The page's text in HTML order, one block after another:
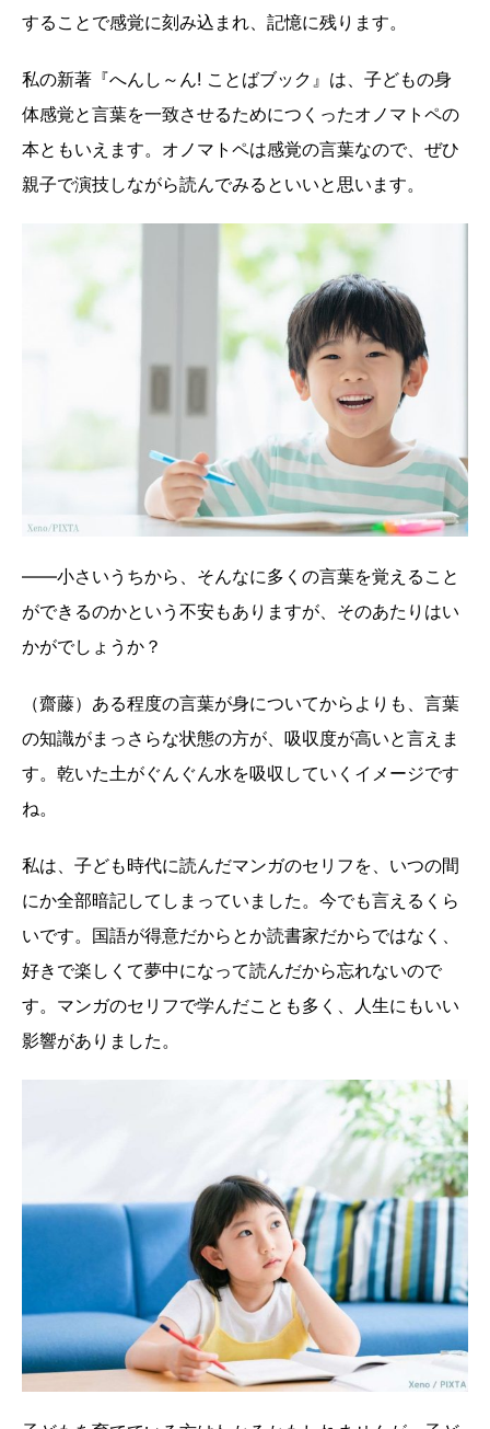
することで感覚に刻み込まれ、記憶に残ります。
私の新著『へんし～ん! ことばブック』は、子どもの身
体感覚と言葉を一致させるためにつくったオノマトペの
本ともいえます。オノマトペは感覚の言葉なので、ぜひ
親子で演技しながら読んでみるといいと思います。
――小さいうちから、そんなに多くの言葉を覚えること
ができるのかという不安もありますが、そのあたりはい
かがでしょうか？
（齋藤）ある程度の言葉が身についてからよりも、言葉
の知識がまっさらな状態の方が、吸収度が高いと言えま
す。乾いた土がぐんぐん水を吸収していくイメージです
ね。
私は、子ども時代に読んだマンガのセリフを、いつの間
にか全部暗記してしまっていました。今でも言えるくら
いです。国語が得意だからとか読書家だからではなく、
好きで楽しくて夢中になって読んだから忘れないので
す。マンガのセリフで学んだことも多く、人生にもいい
影響がありました。